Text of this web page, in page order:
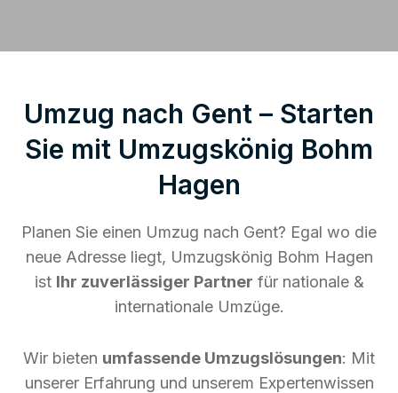
Umzug nach Gent – Starten
Sie mit Umzugskönig Bohm
Hagen
Planen Sie einen Umzug nach Gent? Egal wo die
neue Adresse liegt, Umzugskönig Bohm Hagen
ist Ihr zuverlässiger Partner für nationale &
internationale Umzüge.
Wir bieten umfassende Umzugslösungen: Mit
unserer Erfahrung und unserem Expertenwissen